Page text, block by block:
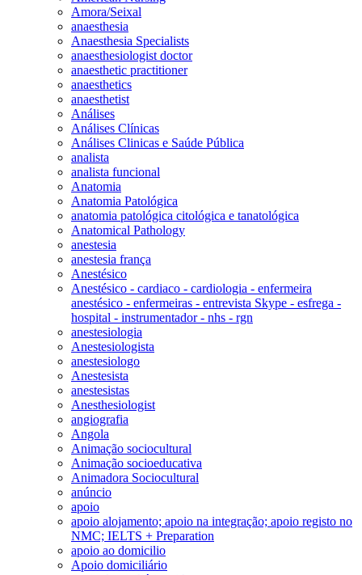
Amora/Seixal
anaesthesia
Anaesthesia Specialists
anaesthesiologist doctor
anaesthetic practitioner
anaesthetics
anaesthetist
Análises
Análises Clínicas
Análises Clinicas e Saúde Pública
analista
analista funcional
Anatomia
Anatomia Patológica
anatomia patológica citológica e tanatológica
Anatomical Pathology
anestesia
anestesia frança
Anestésico
Anestésico - cardiaco - cardiologia - enfermeira
anestésico - enfermeiras - entrevista Skype - esfrega -
hospital - instrumentador - nhs - rgn
anestesiologia
Anestesiologista
anestesiologo
Anestesista
anestesistas
Anesthesiologist
angiografia
Angola
Animação sociocultural
Animação socioeducativa
Animadora Sociocultural
anúncio
apoio
apoio alojamento; apoio na integração; apoio registo no
NMC; IELTS + Preparation
apoio ao domicilio
Apoio domiciliário